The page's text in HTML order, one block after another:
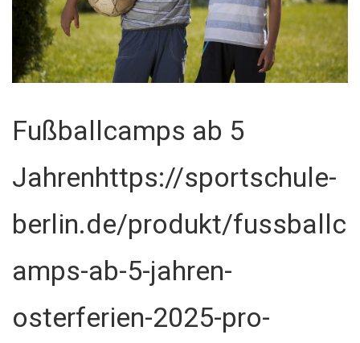
Fußballcamps ab 5
Jahrenhttps://sportschule-
berlin.de/produkt/fussballc
amps-ab-5-jahren-
osterferien-2025-pro-